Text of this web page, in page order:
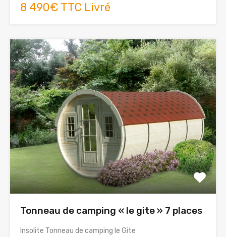
8 490€ TTC Livré
Tonneau de camping « le gite » 7 places
Insolite Tonneau de camping le Gite